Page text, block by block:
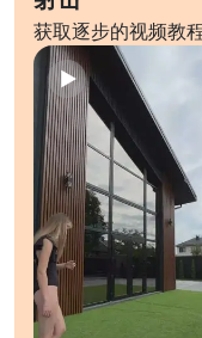
获取逐步的视频教